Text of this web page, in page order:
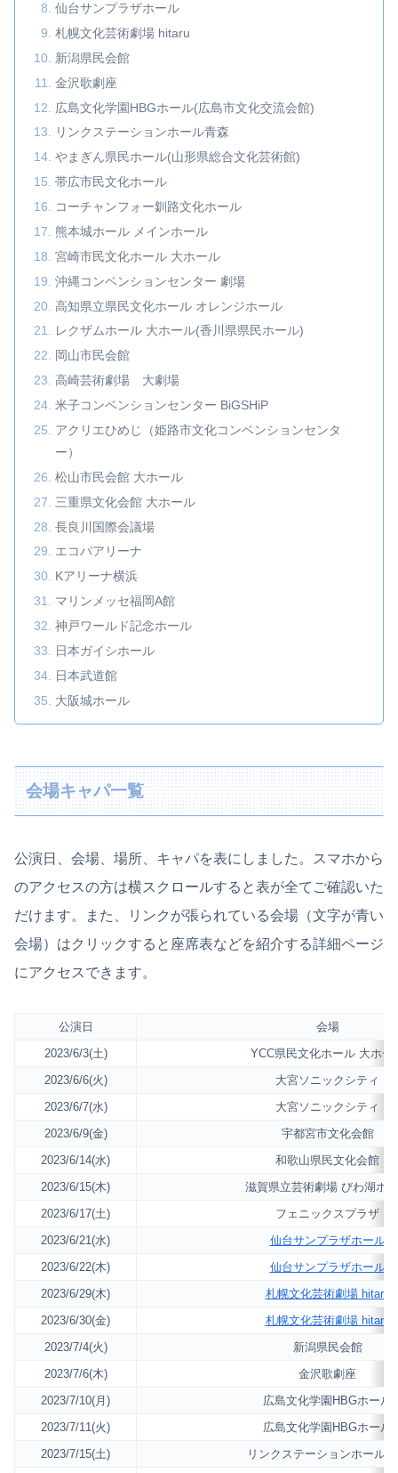
仙台サンプラザホール
札幌文化芸術劇場 hitaru
新潟県民会館
金沢歌劇座
広島文化学園HBGホール(広島市文化交流会館)
リンクステーションホール青森
やまぎん県民ホール(山形県総合文化芸術館)
帯広市民文化ホール
コーチャンフォー釧路文化ホール
熊本城ホール メインホール
宮崎市民文化ホール 大ホール
沖縄コンベンションセンター 劇場
高知県立県民文化ホール オレンジホール
レクザムホール 大ホール(香川県県民ホール)
岡山市民会館
高崎芸術劇場 大劇場
米子コンベンションセンター BiGSHiP
アクリエひめじ（姫路市文化コンベンションセンタ
ー）
松山市⺠会館 大ホール
三重県文化会館 大ホール
長良川国際会議場
エコパアリーナ
Kアリーナ横浜
マリンメッセ福岡A館
神戸ワールド記念ホール
日本ガイシホール
日本武道館
大阪城ホール
会場キャパ一覧
公演日、会場、場所、キャパを表にしました。スマホから
のアクセスの方は横スクロールすると表が全てご確認いた
だけます。また、リンクが張られている会場（文字が青い
会場）はクリックすると座席表などを紹介する詳細ページ
にアクセスできます。
公演日
会場
2023/6/3(土)
YCC県民文化ホール 大ホー
2023/6/6(火)
大宮ソニックシティ
2023/6/7(水)
大宮ソニックシティ
2023/6/9(金)
宇都宮市文化会館
2023/6/14(水)
和歌山県民文化会館
2023/6/15(木)
滋賀県立芸術劇場 びわ湖ホ
2023/6/17(土)
フェニックスプラザ
2023/6/21(水)
仙台サンプラザホール
2023/6/22(木)
仙台サンプラザホール
2023/6/29(木)
札幌文化芸術劇場 hitaru
2023/6/30(金)
札幌文化芸術劇場 hitaru
2023/7/4(火)
新潟県民会館
2023/7/6(木)
金沢歌劇座
2023/7/10(月)
広島文化学園HBGホール
2023/7/11(火)
広島文化学園HBGホール
2023/7/15(土)
リンクステーションホール